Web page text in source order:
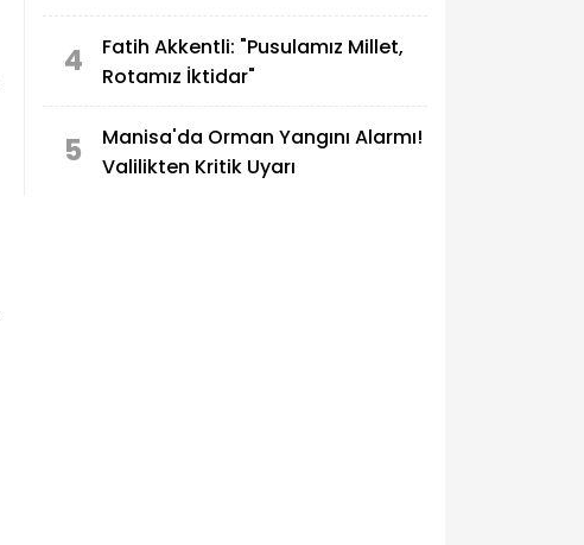
4
Fatih Akkentli: "Pusulamız Millet,
Rotamız İktidar"
5
Manisa'da Orman Yangını Alarmı!
Valilikten Kritik Uyarı